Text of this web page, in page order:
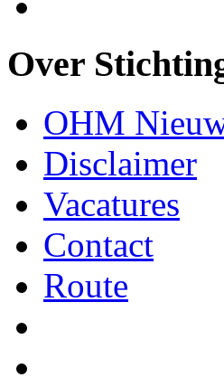
Over
OHM
Disclaimer
Vacatures
Contact
Route